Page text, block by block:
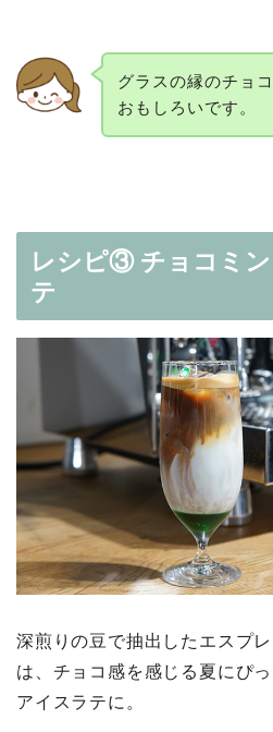
グラスの縁のチョ
おもしろいです。
レシピ③ チョコミン
テ
深煎りの豆で抽出したエスプ
は、チョコ感を感じる夏にぴ
アイスラテに。